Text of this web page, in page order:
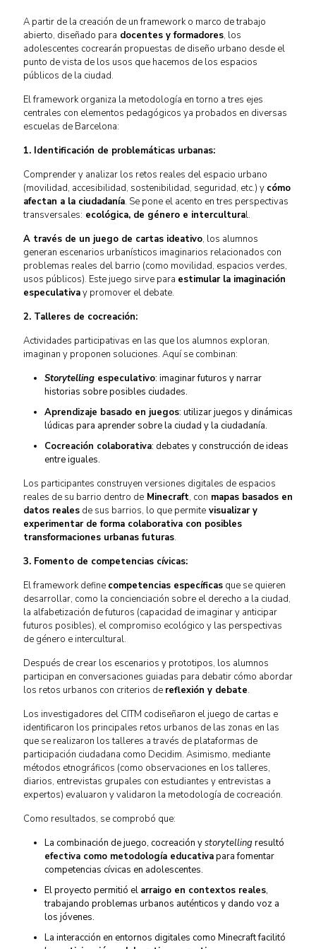
A partir de la creación de un framework o marco de trabajo
abierto, diseñado para docentes y formadores, los
adolescentes cocrearán propuestas de diseño urbano desde el
punto de vista de los usos que hacemos de los espacios
públicos de la ciudad.
El framework organiza la metodología en torno a tres ejes
centrales con elementos pedagógicos ya probados en diversas
escuelas de Barcelona:
1. Identificación de problemáticas urbanas:
Comprender y analizar los retos reales del espacio urbano
(movilidad, accesibilidad, sostenibilidad, seguridad, etc.) y cómo
afectan a la ciudadanía. Se pone el acento en tres perspectivas
transversales: ecológica, de género e intercultural.
A través de un juego de cartas ideativo, los alumnos
generan escenarios urbanísticos imaginarios relacionados con
problemas reales del barrio (como movilidad, espacios verdes,
usos públicos). Este juego sirve para estimular la imaginación
especulativay promover el debate.
2. Talleres de cocreación:
Actividades participativas en las que los alumnos exploran,
imaginan y proponen soluciones. Aquí se combinan:
Storytelling especulativo: imaginar futuros y narrar
historias sobre posibles ciudades.
Aprendizaje basado en juegos: utilizar juegos y dinámicas
lúdicas para aprender sobre la ciudad y la ciudadanía.
Cocreación colaborativa: debates y construcción de ideas
entre iguales.
Los participantes construyen versiones digitales de espacios
reales de su barrio dentro de Minecraft, con mapas basados en
datos reales de sus barrios, lo que permite visualizar y
experimentar de forma colaborativa con posibles
transformaciones urbanas futuras.
3. Fomento de competencias cívicas:
El framework define competencias específicas que se quieren
desarrollar, como la concienciación sobre el derecho a la ciudad,
la alfabetización de futuros (capacidad de imaginar y anticipar
futuros posibles), el compromiso ecológico y las perspectivas
de género e intercultural.
Después de crear los escenarios y prototipos, los alumnos
participan en conversaciones guiadas para debatir cómo abordar
los retos urbanos con criterios de reflexión y debate.
Los investigadores del CITM codiseñaron el juego de cartas e
identificaron los principales retos urbanos de las zonas en las
que se realizaron los talleres a través de plataformas de
participación ciudadana como Decidim. Asimismo, mediante
métodos etnográficos (como observaciones en los talleres,
diarios, entrevistas grupales con estudiantes y entrevistas a
expertos) evaluaron y validaron la metodología de cocreación.
Como resultados, se comprobó que:
La combinación de juego, cocreación ystorytelling resultó
efectiva como metodología educativapara fomentar
competencias cívicas en adolescentes.
El proyecto permitió el arraigo en contextos reales,
trabajando problemas urbanos auténticos y dando voz a
los jóvenes.
La interacción en entornos digitales como Minecraft facilitó